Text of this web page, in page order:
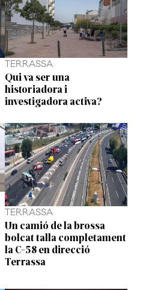
TERRASSA
Qui va ser una
historiadora i
investigadora activa?
TERRASSA
Un camió de la brossa
bolcat talla completament
la C-58 en direcció
Terrassa